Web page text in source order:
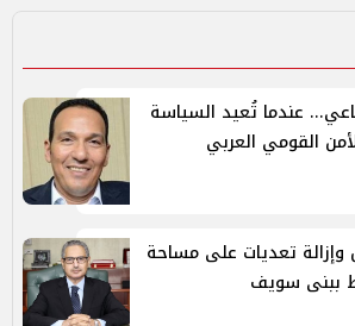
عندما تُعيد السياسة
القومي العربي
إشغال وإزالة تعديات على مساحة